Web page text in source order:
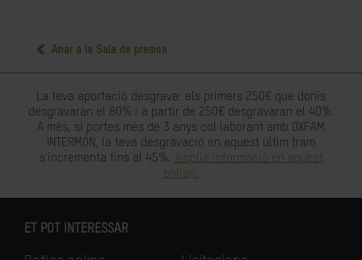
Anar a la Sala de premsa
La teva aportació desgrava: els primers 250€ que donis
desgravaran el 80% i a partir de 250€ desgravaran el 40%.
A més, si portes més de 3 anys col·laborant amb OXFAM
INTERMÓN, la teva desgravació en aquest últim tram
s'incrementa fins al 45%. Amplia informació en aquest
enllaç.
ET POT INTERESSAR